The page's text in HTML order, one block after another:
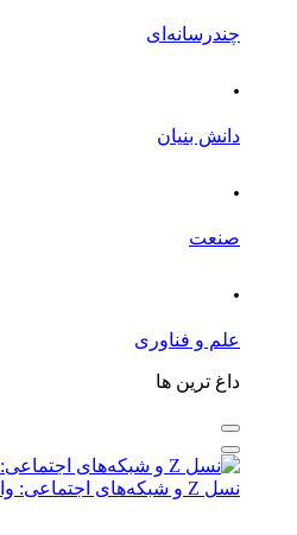
چندرسانه‌ای
.
دانش بنیان
.
صنعت
.
علم و فناوری
داغ ترین ها
نسل Z و شبکه‌های اجتماعی: والدین چگونه می‌توانند همراه دیجیتال فرزندان باشند؟